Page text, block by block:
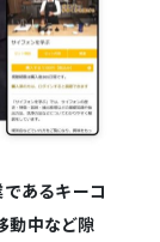
あるキーコ
動中など隙